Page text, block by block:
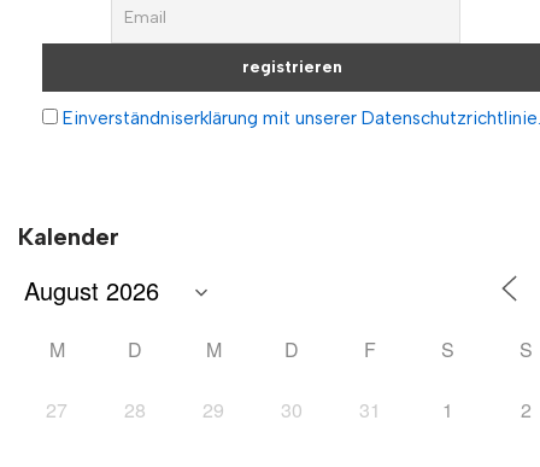
Einverständniserklärung mit unserer Datenschutzrichtlinie.
Kalender
M D M D F S S
27 28 29 30 31 1 2